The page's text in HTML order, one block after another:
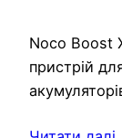
Noco Boost
пристрій